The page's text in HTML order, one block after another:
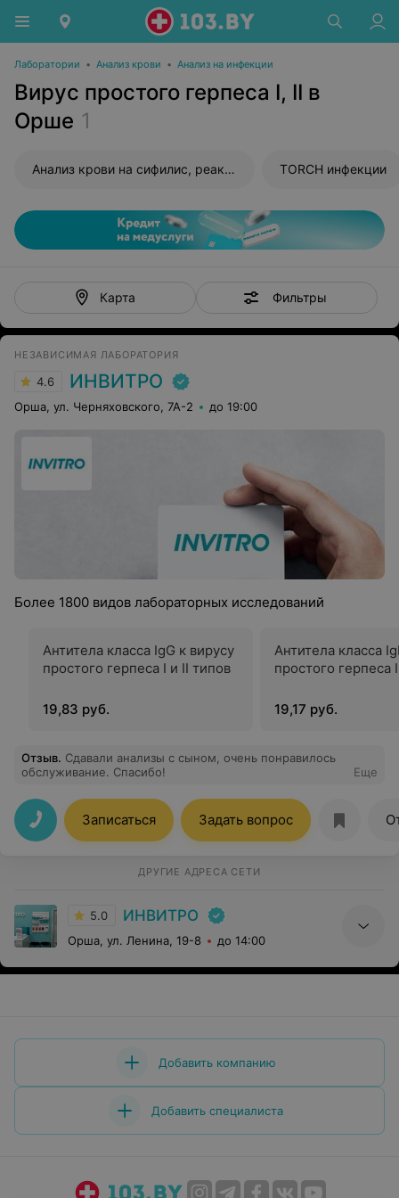
Лаборатории • Анализ крови • Анализ на инфекции
Вирус простого герпеса I, II в
Орше 1
Анализ крови на сифилис, реакция Вассермана (RW) TORCH инфекции
Карта Фильтры
НЕЗАВИСИМАЯ ЛАБОРАТОРИЯ
4.6 ИНВИТРО
Орша, ул. Черняховского, 7А-2 до 19:00
Более 1800 видов лабораторных исследований
Антитела класса IgG к вирусу
простого герпеса I и II типов
19,83 руб.
Антитела класса
простого герпеса
19,17 руб.
Отзыв. Сдавали анализы с сыном, очень понравилось
обслуживание. Спасибо!
Еще
Записаться Задать вопрос
ДРУГИЕ АДРЕСА СЕТИ
5.0 ИНВИТРО
Орша, ул. Ленина, 19-8 до 14:00
Добавить компанию
Добавить специалиста